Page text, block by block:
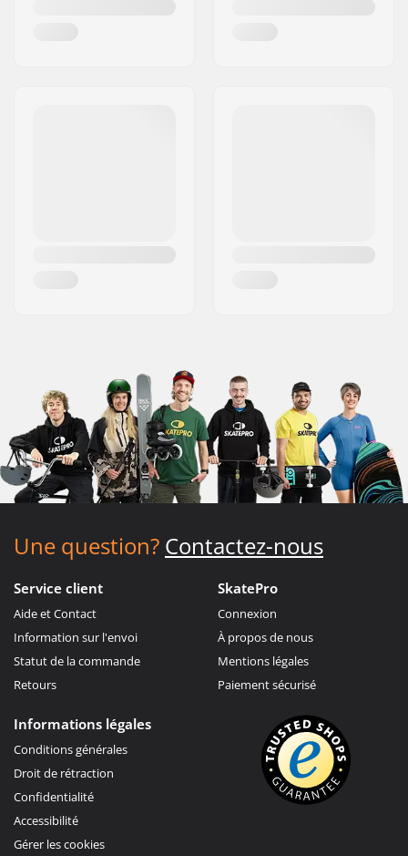
Une question? Contactez-nous
Service client
Aide et Contact
Information sur l'envoi
Statut de la commande
Retours
SkatePro
Connexion
À propos de nous
Mentions légales
Paiement sécurisé
Informations légales
Conditions générales
Droit de rétraction
Confidentialité
Accessibilité
Gérer les cookies